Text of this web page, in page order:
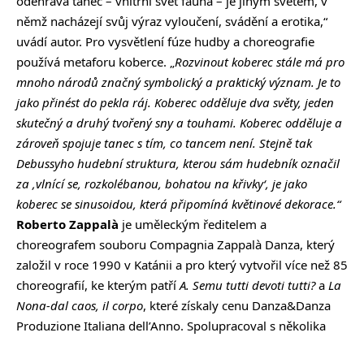
němž nacházejí svůj výraz vyloučení, svádění a erotika,“
uvádí autor. Pro vysvětlení fúze hudby a choreografie
používá metaforu koberce. „Rozvinout koberec stále má pro
mnoho národů značný symbolický a praktický význam. Je to
jako přinést do pekla ráj. Koberec odděluje dva světy, jeden
skutečný a druhý tvořený sny a touhami. Koberec odděluje a
zároveň spojuje tanec s tím, co tancem není. Stejně tak
Debussyho hudební struktura, kterou sám hudebník označil
za ‚vlnící se, rozkolébanou, bohatou na křivky‘, je jako
koberec se sinusoidou, která připomíná květinové dekorace.“
Roberto Zappalà je uměleckým ředitelem a
choreografem souboru Compagnia Zappalà Danza, který
založil v roce 1990 v Katánii a pro který vytvořil více než 85
choreografií, ke kterým patříA. Semu tutti devoti tutti?a La
Nona‑dal caos, il corpo, které získaly cenu Danza&Danza
Produzione Italiana dell’Anno. Spolupracoval s několika